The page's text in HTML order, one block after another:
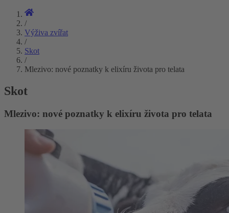
/
Výživa zvířat
/
Skot
/
Mlezivo: nové poznatky k elixíru života pro telata
Skot
Mlezivo: nové poznatky k elixíru života pro telata